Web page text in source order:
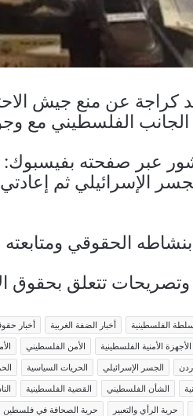
عن منع جيش
الجانب الفلسطيني مع
عبر صفحته بفيسبوك:
الإسرائيلي ثم
الحقوقي ومتابعته
تتعلق بحقوق
الفلسطينية أخبار الضفة الغربية أخبار
الأجهزة الأمنية الفلسطينية الأمن الفلسطيني
الجسر الإسرائيلي الحريات السياسية
الشأن الفلسطيني القضية الفلسطينية
حرية الرأي والتعبير حرية الصحافة في فلسطين